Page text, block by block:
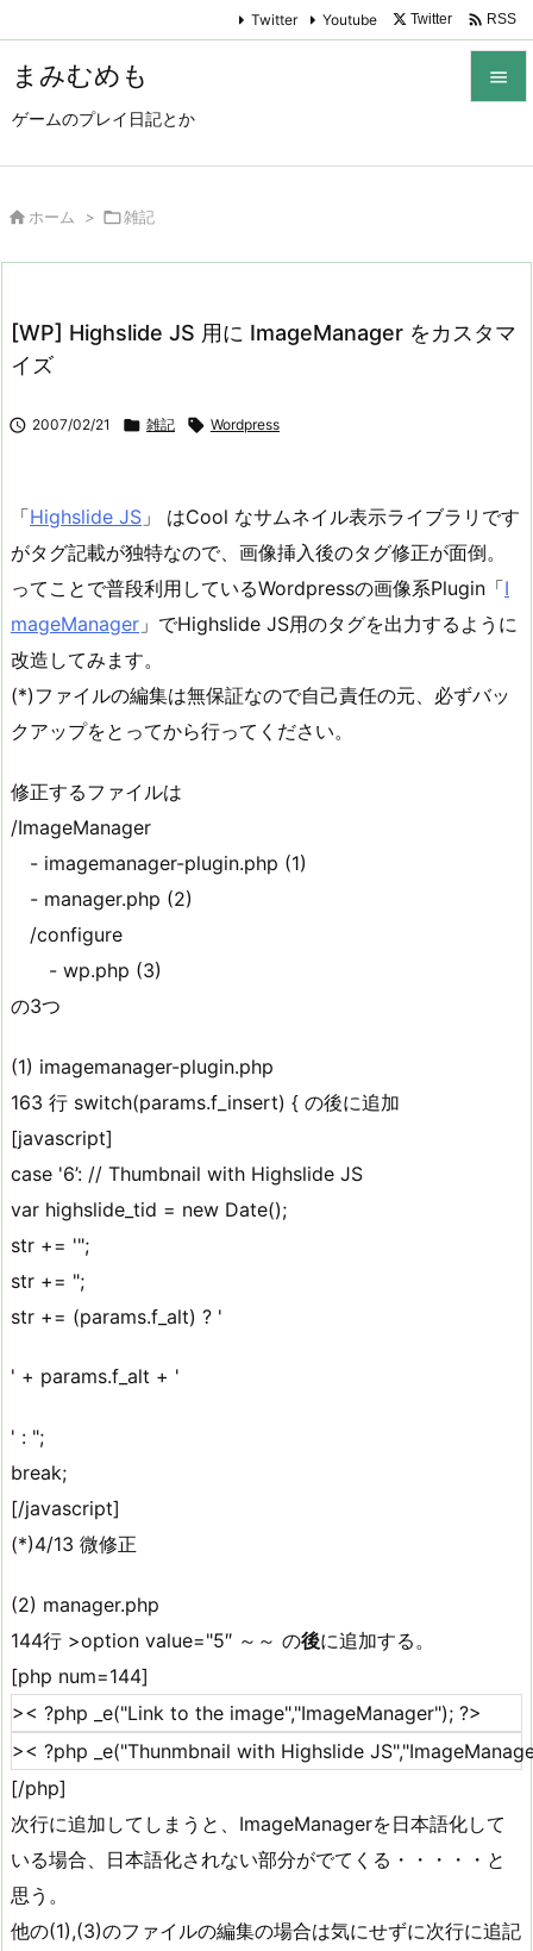
まみむめも
ゲームのプレイ日記とか

次へ
Twitter Youtube Twitter  RSS
 ホーム > 雑記
[WP] Highslide JS 用に ImageManager をカスタマ
イズ
 2007/02/21  雑記  Wordpress
「Highslide JS 」 はCool なサムネイル表示ライブラリです
がタグ記載が独特なので、画像挿入後のタグ修正が面倒。
ってことで普段利用しているWordpressの画像系Plugin「I
mageManager 」でHighslide JS用のタグを出力するように
改造してみます。
(*)ファイルの編集は無保証なので自己責任の元、必ずバッ
クアップをとってから行ってください。
修正するファイルは
/ImageManager
- imagemanager-plugin.php (1)
- manager.php (2)
/configure
- wp.php (3)
の3つ
(1) imagemanager-plugin.php
163 行 switch(params.f_insert) { の後に追加
[javascript]
case '6’: // Thumbnail with Highslide JS
var highslide_tid = new Date();
str += '";
str += ";
str += (params.f_alt) ? '
' + params.f_alt + '
' : ";
break;
[/javascript]
(*)4/13 微修正
(2) manager.php
144行 >option value="5″ ～～ の後に追加する。
[php num=144]
[/php]
次行に追加してしまうと、ImageManagerを日本語化して
いる場合、日本語化されない部分がでてくる・・・・・と
思う。
他の(1),(3)のファイルの編集の場合は気にせずに次行に追記